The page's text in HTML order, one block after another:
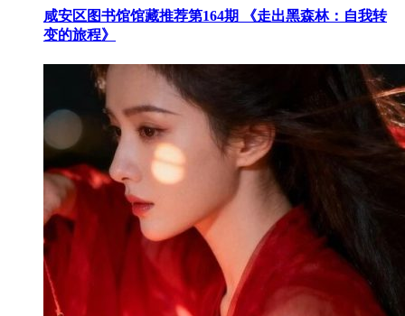
咸安区图书馆馆藏推荐第164期 《走出黑森林：自我转
变的旅程》